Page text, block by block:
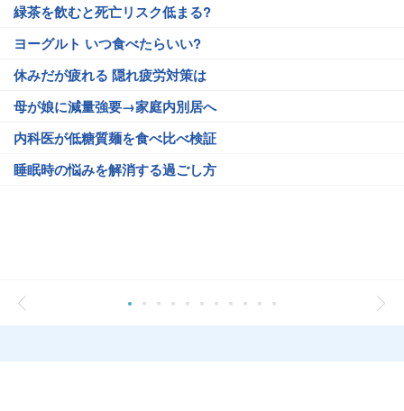
緑茶を飲むと死亡リスク低まる?
ヨーグルト いつ食べたらいい?
休みだが疲れる 隠れ疲労対策は
母が娘に減量強要→家庭内別居へ
内科医が低糖質麺を食べ比べ検証
睡眠時の悩みを解消する過ごし方